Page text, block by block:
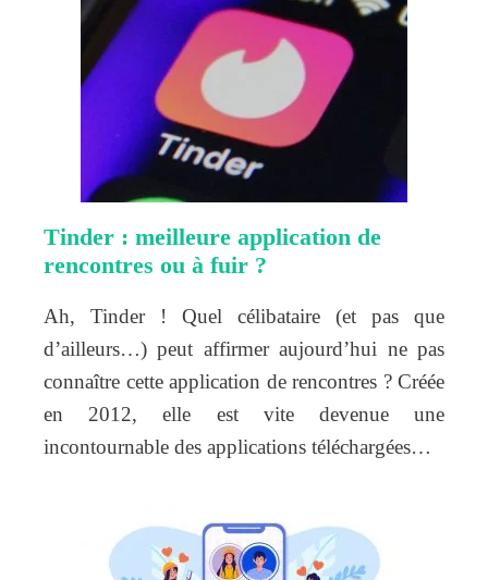
Tinder : meilleure application de
rencontres ou à fuir ?
Ah, Tinder ! Quel célibataire (et pas que
d’ailleurs…) peut affirmer aujourd’hui ne pas
connaître cette application de rencontres ? Créée
en 2012, elle est vite devenue une
incontournable des applications téléchargées…